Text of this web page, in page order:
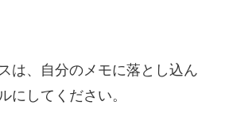
は、自分のメモに落とし込ん
にしてください。